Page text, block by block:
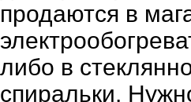
продаются в
либо в
спиральки.